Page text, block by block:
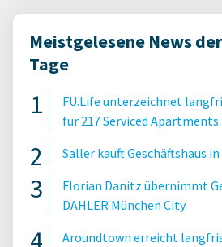
Meistgelesene News
Tage
FU.Life unterzeichnet
für 217 Serviced
Saller kauft Geschäftshaus
Florian Danitz übernimmt
DAHLER München City
Aroundtown erreicht